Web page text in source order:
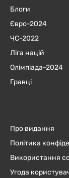
Блоги
Євро-2024
ЧC-2022
Ліга націй
Олімпіада-2024
Гравці
Про видання
Політика
Використання
Угода